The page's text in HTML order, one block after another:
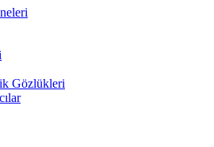
Gözlükleri